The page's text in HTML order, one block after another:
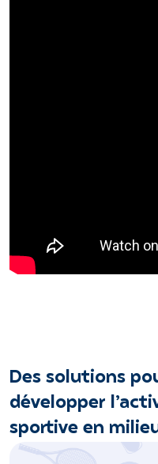
Des solutions
développer
sportive en